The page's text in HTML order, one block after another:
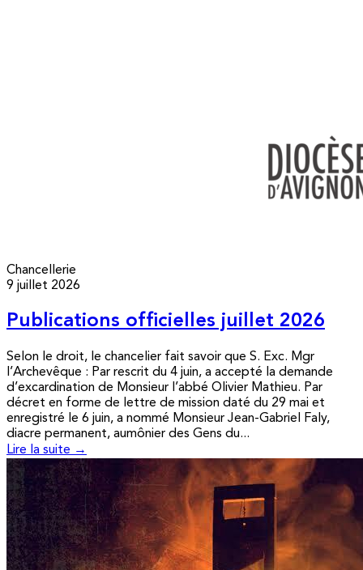
Chancellerie
9 juillet 2026
Publications officielles juillet 2026
Selon le droit, le chancelier fait savoir que S. Exc. Mgr
l’Archevêque : Par rescrit du 4 juin, a accepté la demande
d’excardination de Monsieur l’abbé Olivier Mathieu. Par
décret en forme de lettre de mission daté du 29 mai et
enregistré le 6 juin, a nommé Monsieur Jean-Gabriel Faly,
diacre permanent, aumônier des Gens du...
Lire la suite →